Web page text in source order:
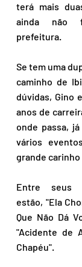
terá mais
ainda não
prefeitura.
Se tem uma
caminho de
dúvidas, Gino
anos de
onde passa,
vários
grande
Entre seus
estão, "Ela
Que Não Dá
"Acidente de
Chapéu".